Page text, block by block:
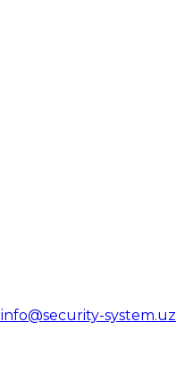
info@security-system.uz